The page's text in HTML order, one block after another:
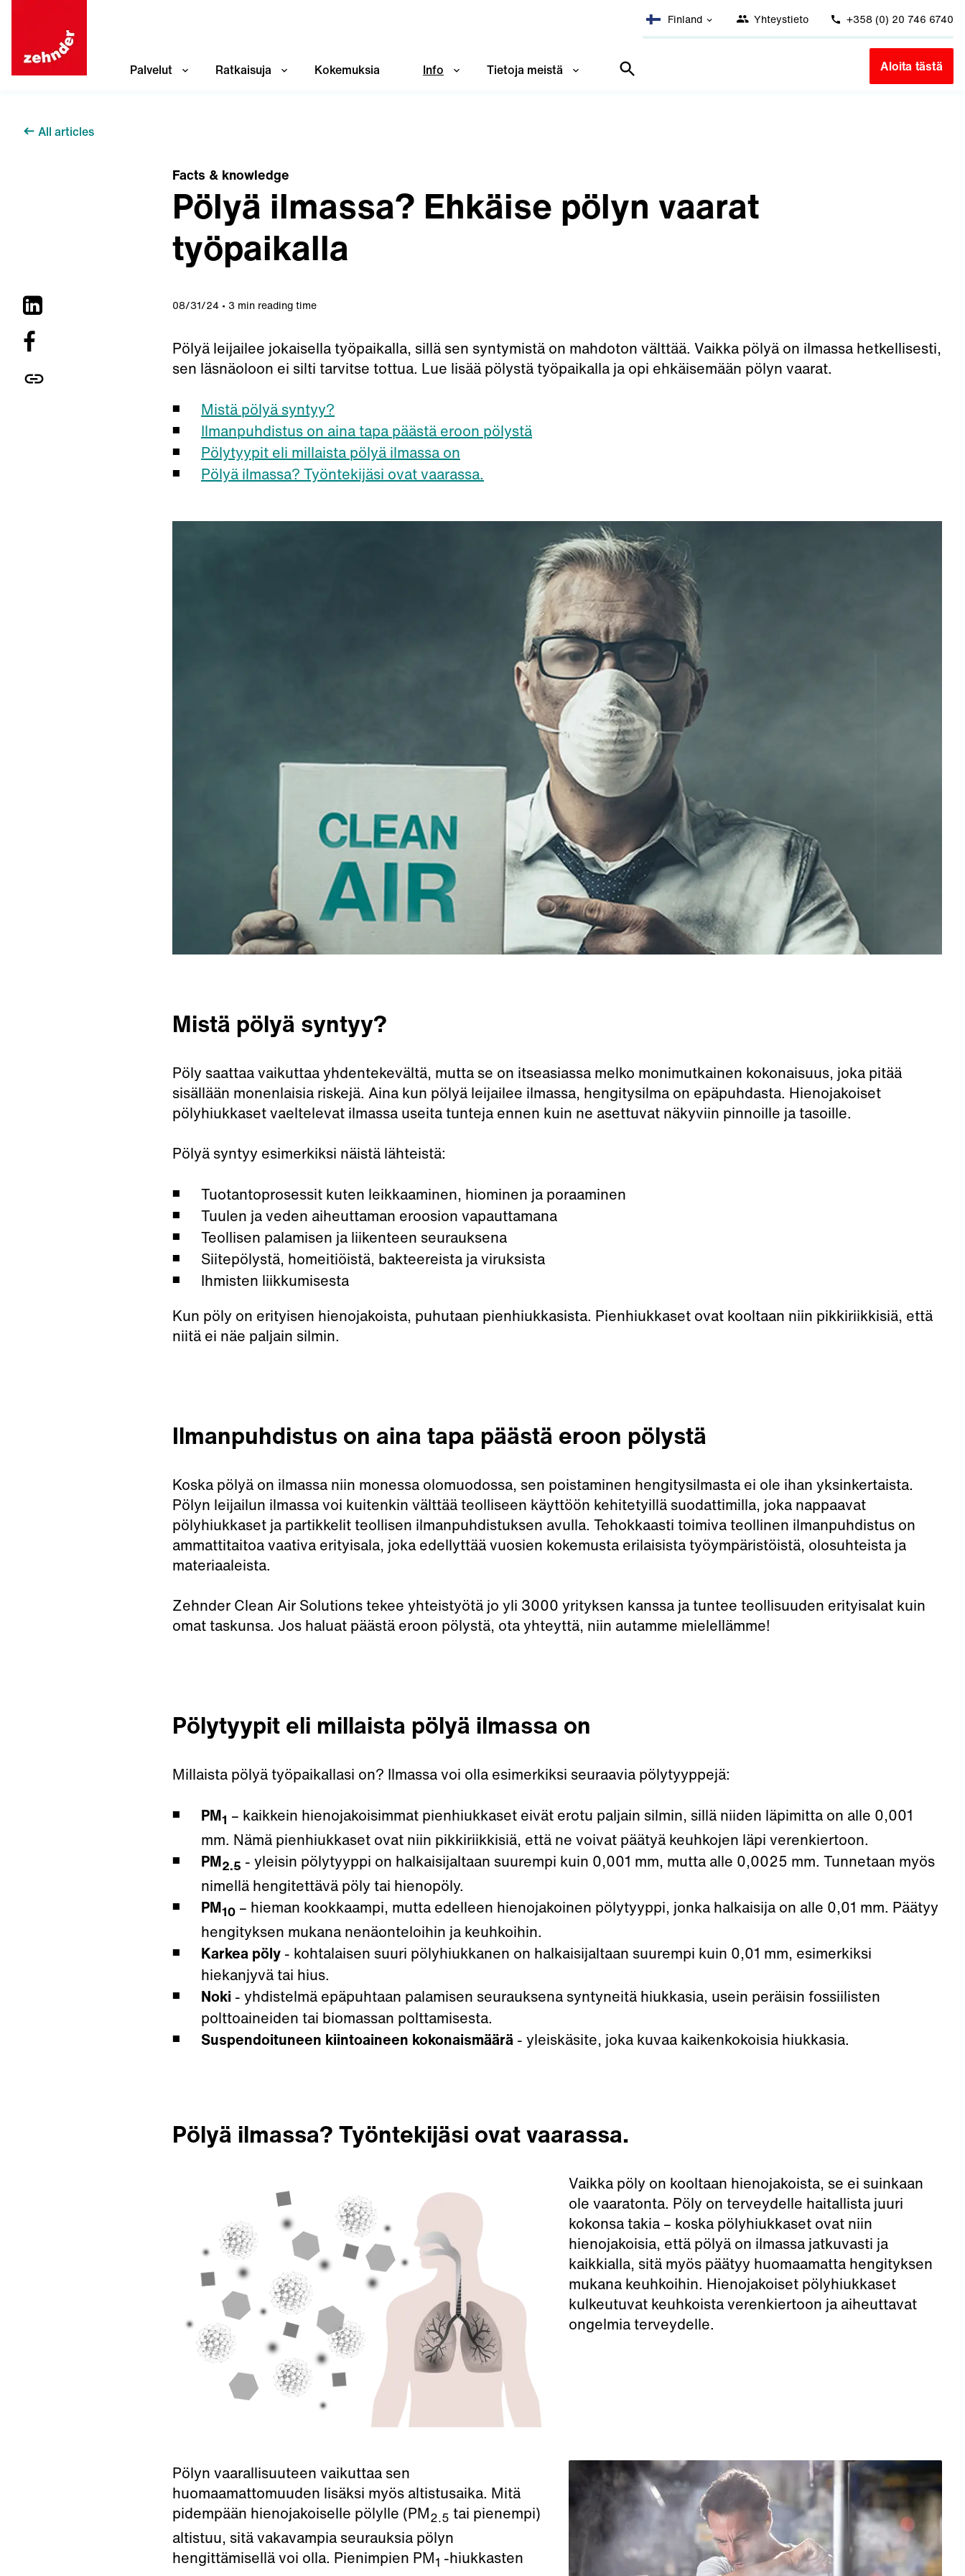
Finland Yhteystieto +358 (0) 20 746 6740
Palvelut Ratkaisuja Kokemuksia Info Tietoja meistä Aloita tästä
All articles
Facts & knowledge
Pölyä ilmassa? Ehkäise pölyn vaarat
työpaikalla
08/31/24 3 min reading time
Pölyä leijailee jokaisella työpaikalla, sillä sen syntymistä on mahdoton välttää. Vaikka pölyä on ilmassa hetkellisesti,
sen läsnäoloon ei silti tarvitse tottua. Lue lisää pölystä työpaikalla ja opi ehkäisemään pölyn vaarat.
Mistä pölyä syntyy?
Ilmanpuhdistus on aina tapa päästä eroon pölystä
Pölytyypit eli millaista pölyä ilmassa on
Pölyä ilmassa? Työntekijäsi ovat vaarassa.
Mistä pölyä syntyy?
Pöly saattaa vaikuttaa yhdentekevältä, mutta se on itseasiassa melko monimutkainen kokonaisuus, joka pitää
sisällään monenlaisia riskejä. Aina kun pölyä leijailee ilmassa, hengitysilma on epäpuhdasta. Hienojakoiset
pölyhiukkaset vaeltelevat ilmassa useita tunteja ennen kuin ne asettuvat näkyviin pinnoille ja tasoille.
Pölyä syntyy esimerkiksi näistä lähteistä:
Tuotantoprosessit kuten leikkaaminen, hiominen ja poraaminen
Tuulen ja veden aiheuttaman eroosion vapauttamana
Teollisen palamisen ja liikenteen seurauksena
Siitepölystä, homeitiöistä, bakteereista ja viruksista
Ihmisten liikkumisesta
Kun pöly on erityisen hienojakoista, puhutaan pienhiukkasista. Pienhiukkaset ovat kooltaan niin pikkiriikkisiä, että
niitä ei näe paljain silmin.
Ilmanpuhdistus on aina tapa päästä eroon pölystä
Koska pölyä on ilmassa niin monessa olomuodossa, sen poistaminen hengitysilmasta ei ole ihan yksinkertaista.
Pölyn leijailun ilmassa voi kuitenkin välttää teolliseen käyttöön kehitetyillä suodattimilla, joka nappaavat
pölyhiukkaset ja partikkelit teollisen ilmanpuhdistuksen avulla. Tehokkaasti toimiva teollinen ilmanpuhdistus on
ammattitaitoa vaativa erityisala, joka edellyttää vuosien kokemusta erilaisista työympäristöistä, olosuhteista ja
materiaaleista.
Zehnder Clean Air Solutions tekee yhteistyötä jo yli 3000 yrityksen kanssa ja tuntee teollisuuden erityisalat kuin
omat taskunsa. Jos haluat päästä eroon pölystä, ota yhteyttä, niin autamme mielellämme!
Pölytyypit eli millaista pölyä ilmassa on
Millaista pölyä työpaikallasi on? Ilmassa voi olla esimerkiksi seuraavia pölytyyppejä:
PM1 – kaikkein hienojakoisimmat pienhiukkaset eivät erotu paljain silmin, sillä niiden läpimitta on alle 0,001
mm. Nämä pienhiukkaset ovat niin pikkiriikkisiä, että ne voivat päätyä keuhkojen läpi verenkiertoon.
PM2.5 - yleisin pölytyyppi on halkaisijaltaan suurempi kuin 0,001 mm, mutta alle 0,0025 mm. Tunnetaan myös
nimellä hengitettävä pöly tai hienopöly.
PM10 – hieman kookkaampi, mutta edelleen hienojakoinen pölytyyppi, jonka halkaisija on alle 0,01 mm. Päätyy
hengityksen mukana nenäonteloihin ja keuhkoihin.
Karkea pöly - kohtalaisen suuri pölyhiukkanen on halkaisijaltaan suurempi kuin 0,01 mm, esimerkiksi
hiekanjyvä tai hius.
Noki - yhdistelmä epäpuhtaan palamisen seurauksena syntyneitä hiukkasia, usein peräisin fossiilisten
polttoaineiden tai biomassan polttamisesta.
Suspendoituneen kiintoaineen kokonaismäärä - yleiskäsite, joka kuvaa kaikenkokoisia hiukkasia.
Pölyä ilmassa? Työntekijäsi ovat vaarassa.
Vaikka pöly on kooltaan hienojakoista, se ei suinkaan
ole vaaratonta. Pöly on terveydelle haitallista juuri
kokonsa takia – koska pölyhiukkaset ovat niin
hienojakoisia, että pölyä on ilmassa jatkuvasti ja
kaikkialla, sitä myös päätyy huomaamatta hengityksen
mukana keuhkoihin. Hienojakoiset pölyhiukkaset
kulkeutuvat keuhkoista verenkiertoon ja aiheuttavat
ongelmia terveydelle.
Pölyn vaarallisuuteen vaikuttaa sen
huomaamattomuuden lisäksi myös altistusaika. Mitä
pidempään hienojakoiselle pölylle (PM2.5 tai pienempi)
altistuu, sitä vakavampia seurauksia pölyn
hengittämisellä voi olla. Pienimpien PM1 -hiukkasten